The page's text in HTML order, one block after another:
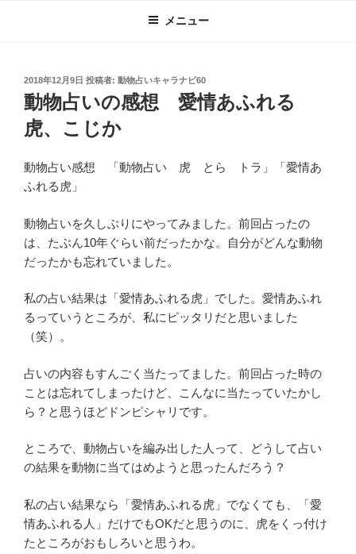
メニュー
投
稿
日:
2018年12月9日 投稿者: 動物占いキャラナビ60
動物占いの感想 愛情あふれる
虎、こじか
動物占い感想 「動物占い 虎 とら トラ」「愛情あ
ふれる虎」
動物占いを久しぶりにやってみました。前回占ったの
は、たぶん10年ぐらい前だったかな。自分がどんな動物
だったかも忘れていました。
私の占い結果は「愛情あふれる虎」でした。愛情あふれ
るっていうところが、私にピッタリだと思いました
（笑）。
占いの内容もすんごく当たってました。前回占った時の
ことは忘れてしまったけど、こんなに当たっていたかし
ら？と思うほどドンピシャリです。
ところで、動物占いを編み出した人って、どうして占い
の結果を動物に当てはめようと思ったんだろう？
私の占い結果なら「愛情あふれる虎」でなくても、「愛
情あふれる人」だけでもOKだと思うのに、虎をくっ付け
たところがおもしろいと思うわ。